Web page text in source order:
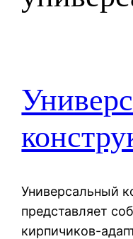
Универсальный
представляет
кирпичиков-